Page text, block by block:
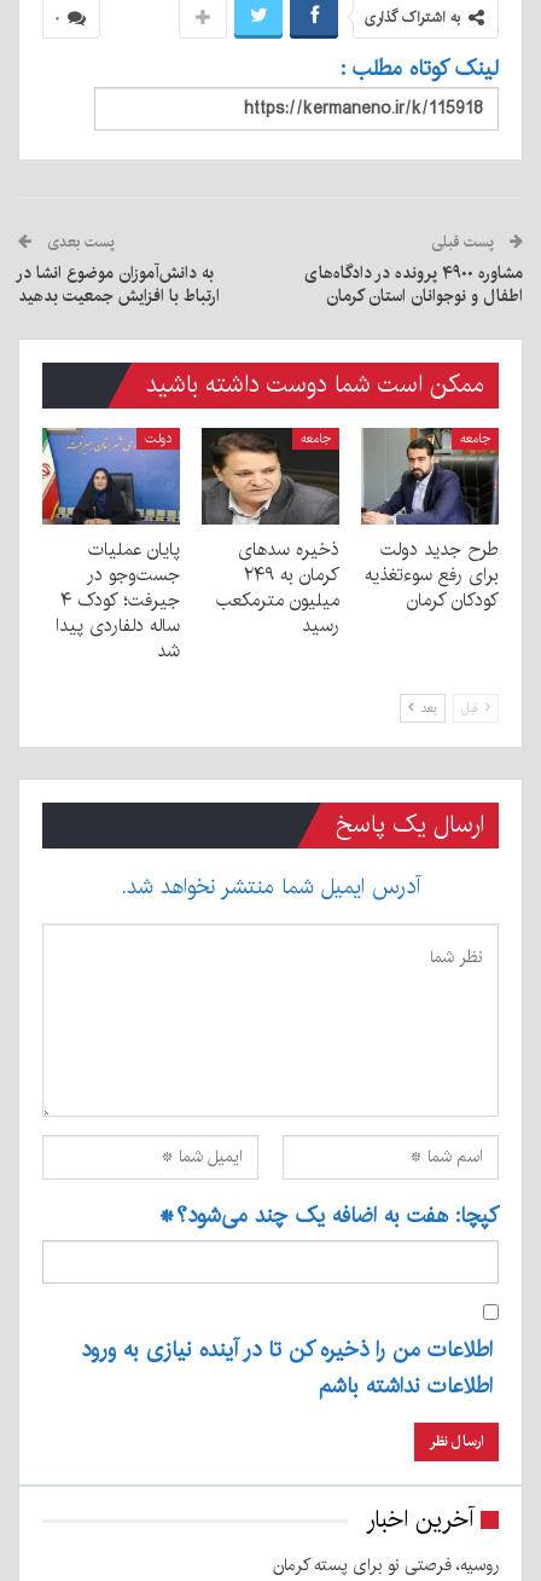
۰ به اشتراک گذاری
لینک کوتاه مطلب :
پست قبلی
مشاوره ۴۹۰۰ پرونده در دادگاه‌های
اطفال و نوجوانان استان کرمان
پست بعدی
به دانش‌آموزان موضوع انشا در
ارتباط با افزایش جمعیت بدهید
ممکن است شما دوست داشته باشید
جامعه
طرح جدید دولت
برای رفع سوءتغذیه
کودکان کرمان
جامعه
ذخیره سدهای
کرمان به ۲۴۹
میلیون مترمکعب
رسید
دولت
پایان عملیات
جست‌وجو در
جیرفت؛ کودک ۴
ساله دلفاردی پیدا
شد
قبل بعد
ارسال یک پاسخ
آدرس ایمیل شما منتشر نخواهد شد.
کپچا: هفت به اضافه یک چند می‌شود؟*
اطلاعات من را ذخیره کن تا در آینده نیازی به ورود
اطلاعات نداشته باشم
آخرین اخبار
روسیه، فرصتی نو برای پسته کرمان